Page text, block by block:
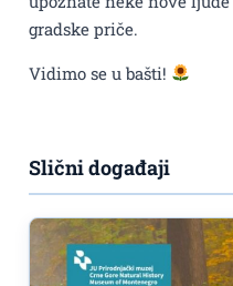
gradske priče.
Vidimo se u bašti!
Slični događaji